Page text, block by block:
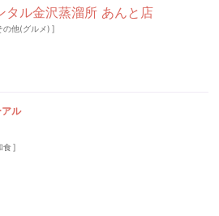
タル金沢蒸溜所 あんと店
の他(グルメ) ]
ル
食]